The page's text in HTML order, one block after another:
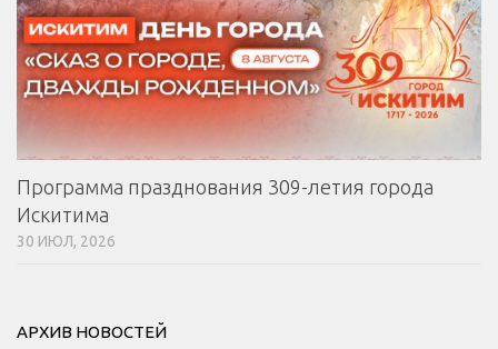
Программа празднования 309-летия города
Искитима
30 ИЮЛ, 2026
АРХИВ НОВОСТЕЙ